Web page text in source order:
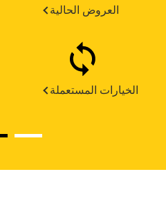
العروض الحالية
الخيارات المستعملة